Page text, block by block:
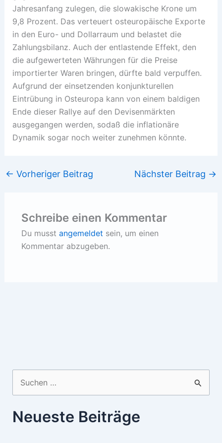
Jahresanfang zulegen, die slowakische Krone um
9,8 Prozent. Das verteuert osteuropäische Exporte
in den Euro- und Dollarraum und belastet die
Zahlungsbilanz. Auch der entlastende Effekt, den
die aufgewerteten Währungen für die Preise
importierter Waren bringen, dürfte bald verpuffen.
Aufgrund der einsetzenden konjunkturellen
Eintrübung in Osteuropa kann von einem baldigen
Ende dieser Rallye auf den Devisenmärkten
ausgegangen werden, sodaß die inflationäre
Dynamik sogar noch weiter zunehmen könnte.
← Vorheriger Beitrag Nächster Beitrag →
Schreibe einen Kommentar
Du musst angemeldet sein, um einen
Kommentar abzugeben.
Suchen
nach:
Neueste Beiträge